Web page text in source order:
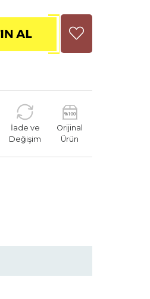
İade ve
Değişim
Orijinal
Ürün